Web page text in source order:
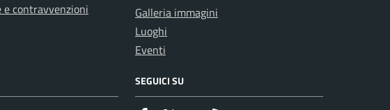
contravvenzioni
Galleria immagini
Luoghi
Eventi
SEGUICI SU